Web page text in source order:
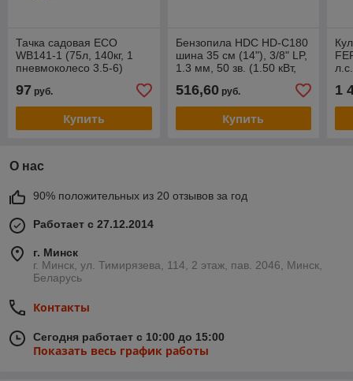
Тачка садовая ECO
WB141-1 (75л, 140кг, 1
пневмоколесо 3.5-6)
97 руб.
Купить
Бензопила HDC HD-C180
шина 35 см (14"), 3/8" LP,
1.3 мм, 50 зв. (1.50 кВт,
2.0 л.с., 31.8 см3, вес 4.6
кг)
516,60руб.
Купить
1
О нас
90% положительных из 20 отзывов за год
Работает с 27.12.2014
г. Минск
г. Минск, ул. Тимирязева, 114, 2 этаж, пав. 2046, Минск,
Беларусь
Контакты
Сегодня работает с 10:00 до 15:00
Показать весь график работы